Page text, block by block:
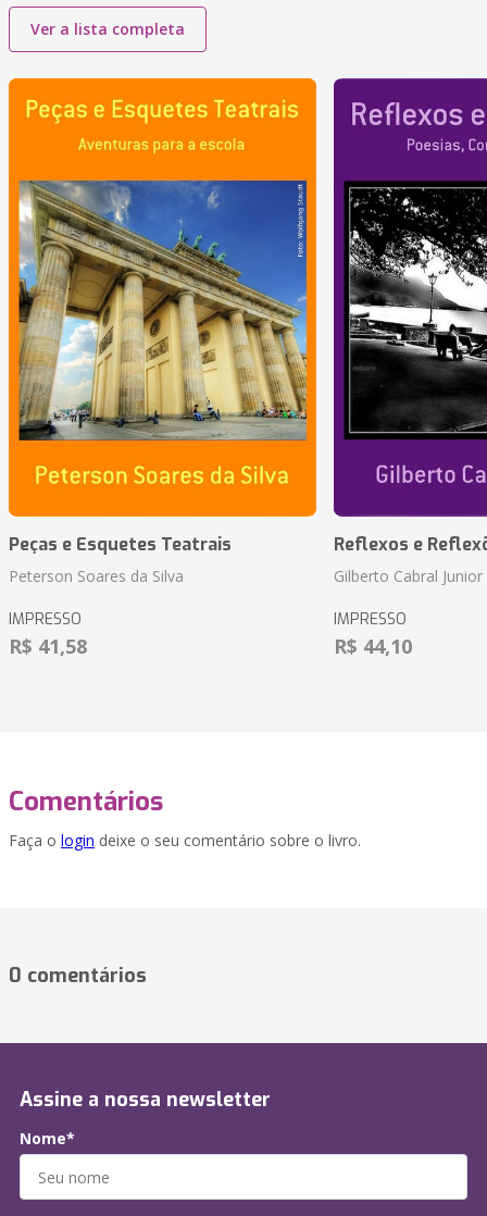
Ver a lista completa
Peças e Esquetes Teatrais
Peterson Soares da Silva
IMPRESSO
R$ 41,58
Reflexos e
Gilberto Cabral Junior
IMPRESSO
R$ 44,10
Comentários
Faça o login deixe o seu comentário sobre o livro.
0 comentários
Assine a nossa newsletter
Nome*